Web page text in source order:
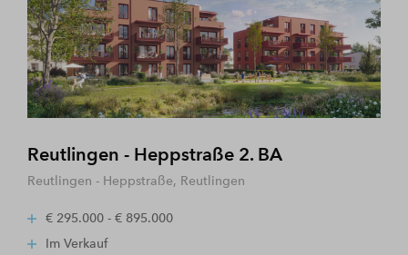
Reutlingen - Heppstraße 2. BA
Reutlingen - Heppstraße, Reutlingen
€ 295.000 - € 895.000
Im Verkauf